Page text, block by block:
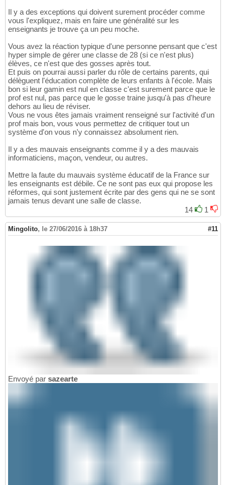
Il y a des exceptions qui doivent surement procéder comme
vous l'expliquez, mais en faire une généralité sur les
enseignants je trouve ça un peu moche.
Vous avez la réaction typique d'une personne pensant que c'est
hyper simple de gérer une classe de 28 (si ce n'est plus)
élèves, ce n'est que des gosses après tout.
Et puis on pourrai aussi parler du rôle de certains parents, qui
délèguent l'éducation complète de leurs enfants à l'école. Mais
bon si leur gamin est nul en classe c'est surement parce que le
prof est nul, pas parce que le gosse traine jusqu'à pas d'heure
dehors au lieu de réviser.
Vous ne vous êtes jamais vraiment renseigné sur l'activité d'un
prof mais bon, vous vous permettez de critiquer tout un
système d'on vous n'y connaissez absolument rien.
Il y a des mauvais enseignants comme il y a des mauvais
informaticiens, maçon, vendeur, ou autres.
Mettre la faute du mauvais système éducatif de la France sur
les enseignants est débile. Ce ne sont pas eux qui propose les
réformes, qui sont justement écrite par des gens qui ne se sont
jamais tenus devant une salle de classe.
14
1
Mingolito, le 27/06/2016 à 18h37 #11
Envoyé par sazearte